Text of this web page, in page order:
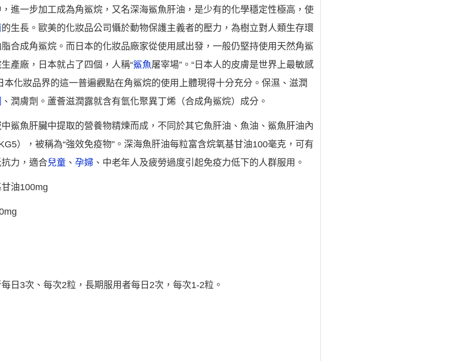
進一步加工成為角鯊烷，又名深海鯊魚肝油，是少有的化學穩定性極高，使
的生長。歐美的化妝品公司懾於動物保護主義者的壓力，為樹立對人類生存環
合成角鯊烷。而日本的化妝品廠家從使用感出發，一般仍堅持使用天然角鯊
產廠，日本就占了四個，人稱“鯊魚屠宰場”。“日本人的皮膚是世界上最敏感
本化妝品界的這一普遍觀點在角鯊烷的使用上體現得十分充分。保濕、滋潤
、潤膚劑。蘆薈滋潤露就含有氫化聚異丁烯（合成角鯊烷）成分。
鯊魚肝臟中提取的營養物精煉而成，不同於其它魚肝油、魚油、鯊魚肝油內
），被稱為“強效免疫物”。深海魚肝油每粒富含烷氧基甘油100毫克，可有
力，適合兒童 、孕婦 、中老年人及疲勞過度引起免疫力低下的人群服用。
油100mg
日3次、每次2粒，長期服用者每日2次，每次1-2粒。